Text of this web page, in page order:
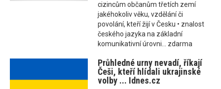
cizincům občanům třetích zemí
jakéhokoliv věku, vzdělání či
povolání, kteří žijí v Česku • znalost
českého jazyka na základní
komunikativní úrovni... zdarma
Průhledné urny nevadí, říkají
Češi, kteří hlídali ukrajinské
volby ... Idnes.cz